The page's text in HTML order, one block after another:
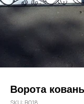
Ворота